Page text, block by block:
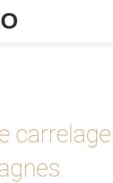
carrelage